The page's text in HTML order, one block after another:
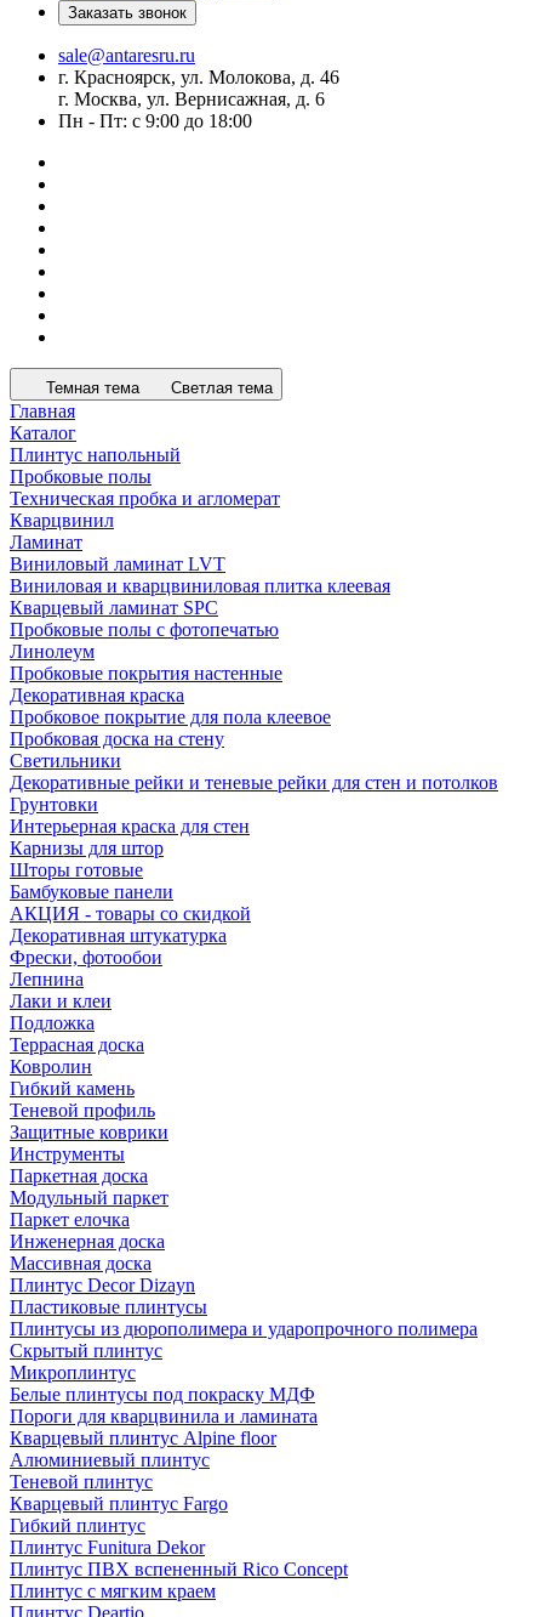
Заказать звонок
sale@antaresru.ru
г. Красноярск, ул. Молокова, д. 46
г. Москва, ул. Вернисажная, д. 6
Пн - Пт: с 9:00 до 18:00
Темная тема Светлая тема
Главная
Каталог
Плинтус напольный
Пробковые полы
Техническая пробка и агломерат
Кварцвинил
Ламинат
Виниловый ламинат LVT
Виниловая и кварцвиниловая плитка клеевая
Кварцевый ламинат SPC
Пробковые полы с фотопечатью
Линолеум
Пробковые покрытия настенные
Декоративная краска
Пробковое покрытие для пола клеевое
Пробковая доска на стену
Светильники
Декоративные рейки и теневые рейки для стен и потолков
Грунтовки
Интерьерная краска для стен
Карнизы для штор
Шторы готовые
Бамбуковые панели
АКЦИЯ - товары со скидкой
Декоративная штукатурка
Фрески, фотообои
Лепнина
Лаки и клеи
Подложка
Террасная доска
Ковролин
Гибкий камень
Теневой профиль
Защитные коврики
Инструменты
Паркетная доска
Модульный паркет
Паркет елочка
Инженерная доска
Массивная доска
Плинтус Decor Dizayn
Пластиковые плинтусы
Плинтусы из дюрополимера и ударопрочного полимера
Скрытый плинтус
Микроплинтус
Белые плинтусы под покраску МДФ
Пороги для кварцвинила и ламината
Кварцевый плинтус Alpine floor
Алюминиевый плинтус
Теневой плинтус
Кварцевый плинтус Fargo
Гибкий плинтус
Плинтус Funitura Dekor
Плинтус ПВХ вспененный Rico Concept
Плинтус с мягким краем
Плинтус Deartio